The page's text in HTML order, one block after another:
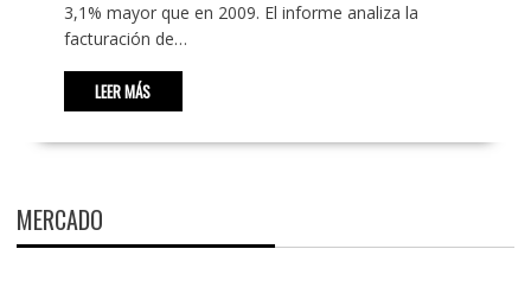
3,1% mayor que en 2009. El informe analiza la
facturación de…
LEER MÁS
MERCADO